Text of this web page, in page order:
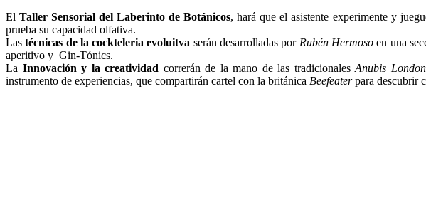
ElTaller Sensorial del Laberinto de Botánicos, hará que el asistente experimente y
prueba su capacidad olfativa.
Lastécnicas de la cockteleria evoluitva serán desarrolladas por Rubén Hermosoen una
aperitivo y Gin-Tónics.
La Innovación y la creatividad correrán de la mano de las tradicionales Anubis
instrumento de experiencias, que compartirán cartel con la británica Beefeaterpara descubrir